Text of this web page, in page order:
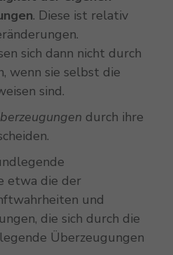
. Diese ist relativ
sich dann nicht durch
wenn sie selbst die
sind.
durch ihre
etwa die der
und
die sich durch die
Überzeugungen